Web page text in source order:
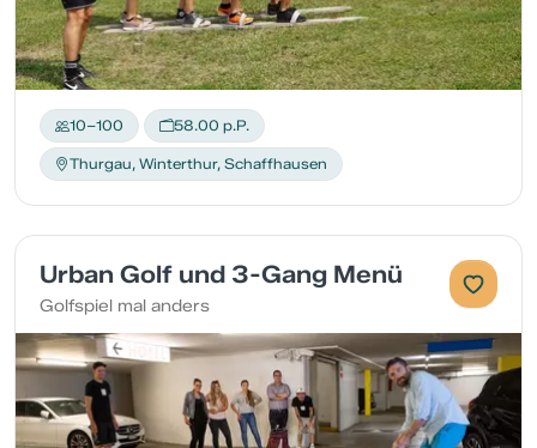
10–100 58.00 p.P.
Thurgau, Winterthur, Schaffhausen
Urban Golf und 3-Gang Menü
Golfspiel mal anders